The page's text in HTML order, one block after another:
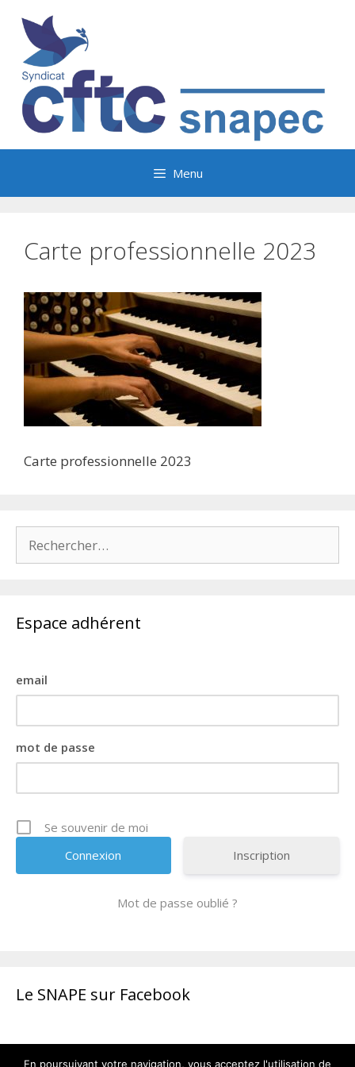
contenu
Menu
Carte professionnelle 2023
Carte professionnelle 2023
Espace adhérent
email
mot de passe
Se souvenir de moi
Inscription
Mot de passe oublié ?
Le SNAPE sur Facebook
En poursuivant votre navigation, vous acceptez l'utilisation de